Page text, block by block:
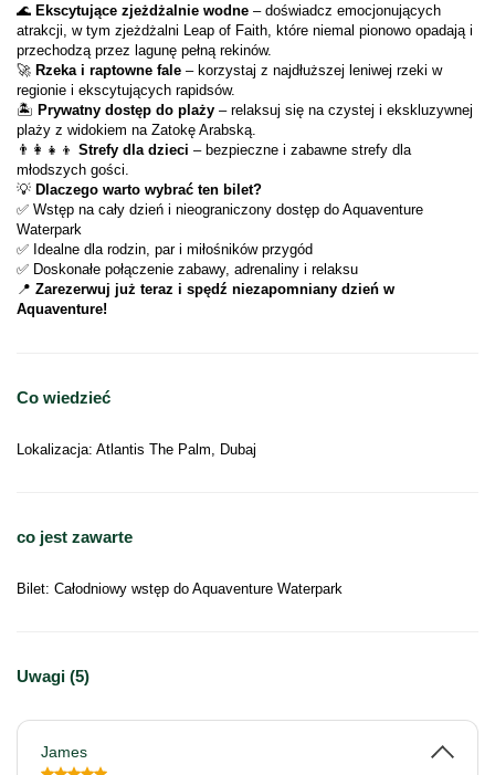
🌊 Ekscytujące zjeżdżalnie wodne – doświadcz emocjonujących
atrakcji, w tym zjeżdżalni Leap of Faith, które niemal pionowo opadają i
przechodzą przez lagunę pełną rekinów.
🚀 Rzeka i raptowne fale – korzystaj z najdłuższej leniwej rzeki w
regionie i ekscytujących rapidsów.
🏝 Prywatny dostęp do plaży – relaksuj się na czystej i ekskluzywnej
plaży z widokiem na Zatokę Arabską.
👨‍👩‍👧‍👦 Strefy dla dzieci – bezpieczne i zabawne strefy dla
młodszych gości.
💡 Dlaczego warto wybrać ten bilet?
✅ Wstęp na cały dzień i nieograniczony dostęp do Aquaventure
Waterpark
✅ Idealne dla rodzin, par i miłośników przygód
✅ Doskonałe połączenie zabawy, adrenaliny i relaksu
📍 Zarezerwuj już teraz i spędź niezapomniany dzień w
Aquaventure!
Co wiedzieć
Lokalizacja: Atlantis The Palm, Dubaj
co jest zawarte
Bilet: Całodniowy wstęp do Aquaventure Waterpark
Uwagi (5)
James